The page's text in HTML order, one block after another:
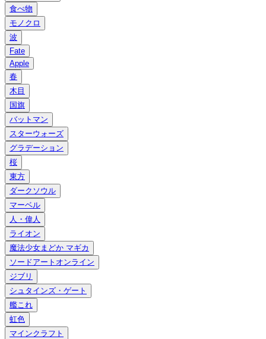
食べ物
モノクロ
波
Fate
Apple
春
木目
国旗
バットマン
スターウォーズ
グラデーション
桜
東方
ダークソウル
マーベル
人・偉人
ライオン
魔法少女まどか マギカ
ソードアートオンライン
ジブリ
シュタインズ・ゲート
艦これ
虹色
マインクラフト